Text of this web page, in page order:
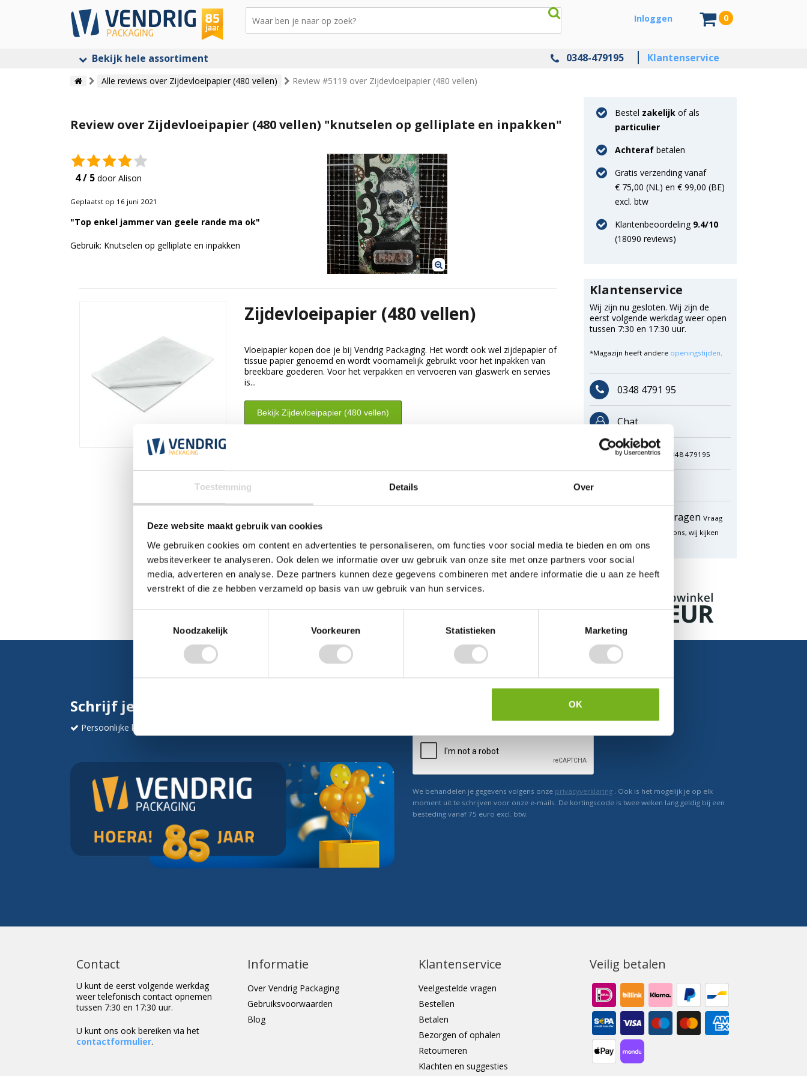
Toestemming Details Over
Deze website maakt gebruik van cookies
We gebruiken cookies om content en advertenties te personaliseren, om functies voor social media te bieden en om ons
websiteverkeer te analyseren. Ook delen we informatie over uw gebruik van onze site met onze partners voor social
media, adverteren en analyse. Deze partners kunnen deze gegevens combineren met andere informatie die u aan ze heeft
verstrekt of die ze hebben verzameld op basis van uw gebruik van hun services.
Noodzakelijk
Voorkeuren Statistieken Marketing
OK
Inloggen 0
Bekijk hele assortiment 0348-479195 Klantenservice
Alle reviews over Zijdevloeipapier (480 vellen) Review #5119 over Zijdevloeipapier (480 vellen)
Review over Zijdevloeipapier (480 vellen) "knutselen op gelliplate en inpakken"
4 / 5 door Alison
Geplaatst op 16 juni 2021
"Top enkel jammer van geele rande ma ok"
Gebruik: Knutselen op gelliplate en inpakken
Zijdevloeipapier (480 vellen)
Vloeipapier kopen doe je bij Vendrig Packaging. Het wordt ook wel zijdepapier of
tissue papier genoemd en wordt voornamelijk gebruikt voor het inpakken van
breekbare goederen. Voor het verpakken en vervoeren van glaswerk en servies
is...
Bekijk Zijdevloeipapier (480 vellen)
Bestel zakelijk of als
particulier
Achteraf betalen
Gratis verzending vanaf
€ 75,00 (NL) en € 99,00 (BE)
excl. btw
Klantenbeoordeling 9.4/10
(18090 reviews)
Klantenservice
Wij zijn nu gesloten. Wij zijn de
eerst volgende werkdag weer open
tussen 7:30 en 17:30 uur.
*Magazijn heeft andere openingstijden.
0348 4791 95
Chat
WhatsApp 0348 479195
Offerte aanvragen Vraag
een speciale prijs op bij ons, wij kijken
naar de mogelijkheden.
Schrijf je in en ontvang direct 5% korting
Persoonlijke korting
Ontvang direct korting
We behandelen je gegevens volgens onze privacyverklaring . Ook is het mogelijk je op elk
moment uit te schrijven voor onze e-mails. De kortingscode is twee weken lang geldig bij een
besteding vanaf 75 euro excl. btw.
Contact
U kunt de eerst volgende werkdag
weer telefonisch contact opnemen
tussen 7:30 en 17:30 uur.
U kunt ons ook bereiken via het
contactformulier.
Informatie
Over Vendrig Packaging
Gebruiksvoorwaarden
Blog
Klantenservice
Veelgestelde vragen
Bestellen
Betalen
Bezorgen of ophalen
Retourneren
Klachten en suggesties
Veilig betalen